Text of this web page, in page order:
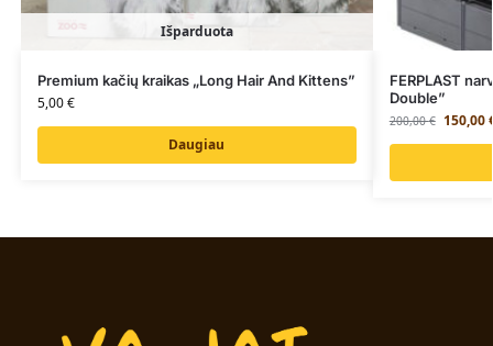
Išparduota
Premium kačių kraikas „Long Hair And Kittens”
5,00€
Daugiau
FERPLAST
Double”
200,00€ 150,00